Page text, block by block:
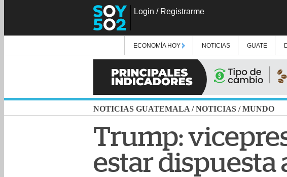
Login / Registrarme
ECONOMÍA HOY NOTICIAS GUATE
NOTICIAS GUATEMALA /NOTICIAS /MUNDO
Trump:
estar dispuesta